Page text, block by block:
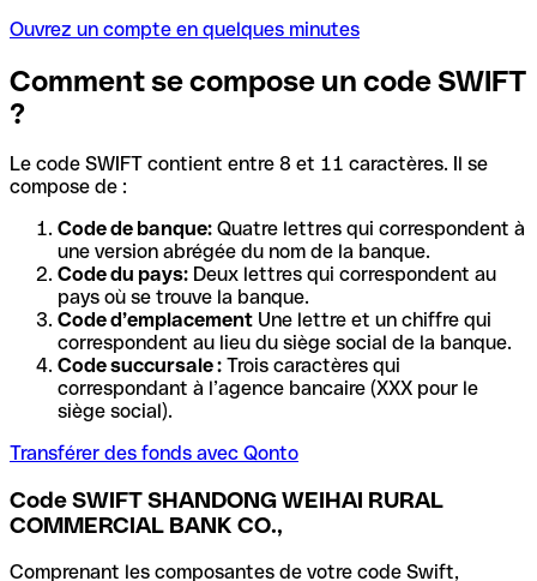
Ouvrez un compte en quelques minutes
Comment se compose un code SWIFT
?
Le code SWIFT contient entre 8 et 11 caractères. Il se
compose de :
Code de banque: Quatre lettres qui correspondent à
une version abrégée du nom de la banque.
Code du pays: Deux lettres qui correspondent au
pays où se trouve la banque.
Code d’emplacement Une lettre et un chiffre qui
correspondent au lieu du siège social de la banque.
Code succursale : Trois caractères qui
correspondant à l’agence bancaire (XXX pour le
siège social).
Transférer des fonds avec Qonto
Code SWIFT SHANDONG WEIHAI RURAL
COMMERCIAL BANK CO.,
Comprenant les composantes de votre code Swift,